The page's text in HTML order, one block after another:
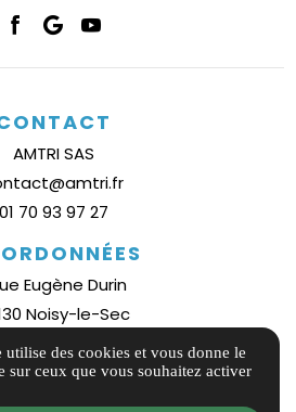
AMTRI SAS
01 70 93 97 27
Eugène Durin
Noisy-le-Sec
Plan d'accès
utilise des cookies et vous donne le
sur ceux que vous souhaitez activer